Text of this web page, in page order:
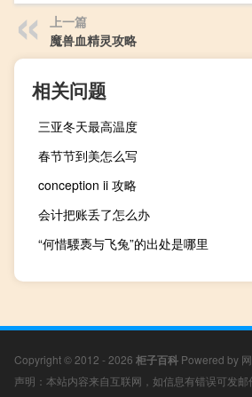
上一篇
魔兽血精灵攻略
相关问题
三亚冬天最高温度
春节节到美怎么写
conception ii 攻略
会计把账丢了怎么办
“何惜騕褭与飞兔”的出处是哪里
Copyright © 2012 - 2026 柜子百科 Powered by
声明：本站内容来自互联网，如信息有错误可发